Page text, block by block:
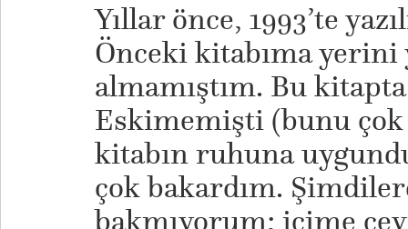
Yıllar önce, 1993’te
Önceki kitabıma yerini
almamıştım. Bu
Eskimemişti (bunu
kitabın ruhuna
çok bakardım.
bakmıyorum; içime